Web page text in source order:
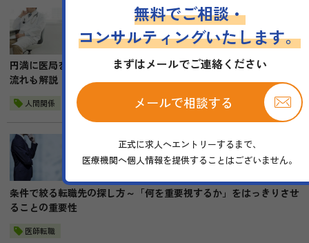
転職準備
円満に医局を辞める方法とは？医師が退局する最適なタイミングや
流れも解説
人間関係
2025.11.21
キャリア 職場環境
ワークライフバランス
条件で絞る転職先の探し方～「何を重要視するか」をはっきりさせ
ることの重要性
医師転職
無料でご相談・
コンサルティングいたします。
まずはメールでご連絡ください
メールで相談する
正式に求人へエントリーするまで、
医療機関へ個人情報を提供することはございません。